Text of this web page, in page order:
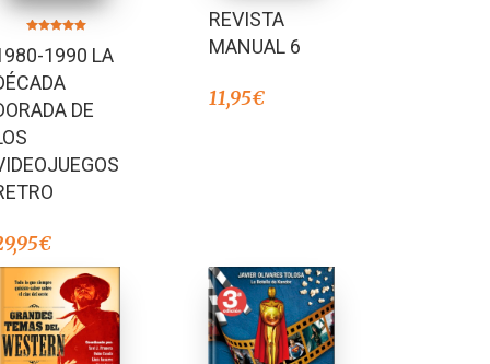
5.00
de 5 1990 LA
DE
€
REVISTA
MANUAL 6
11,95€